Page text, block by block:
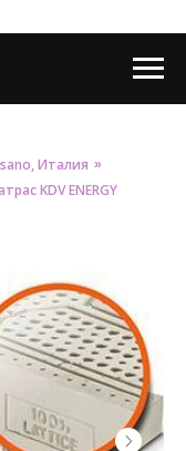
Италия »
KDV ENERGY